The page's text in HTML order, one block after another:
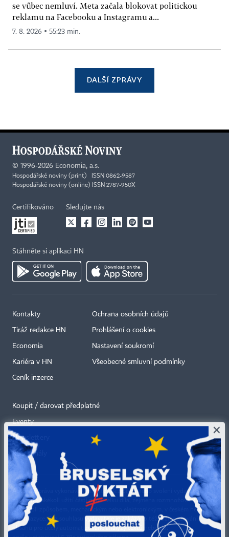
se vůbec nemluví. Meta začala blokovat politickou
reklamu na Facebooku a Instagramu a...
7. 8. 2026 ▪ 55:23 min.
DALŠÍ ZPRÁVY
© 1996-2026 Economia, a.s.
Hospodářské noviny (print) ISSN 0862-9587
Hospodářské noviny (online) ISSN 2787-950X
Certifikováno Sledujte nás
Stáhněte si aplikaci HN
Kontakty
Tiráž redakce HN
Economia
Kariéra v HN
Ceník inzerce
Ochrana osobních údajů
Prohlášení o cookies
Nastavení soukromí
Všeobecné smluvní podmínky
Koupit / darovat předplatné
Eventy
Newslettery
RSS kanály
Autorská práva vykonává vydavatel. Bez písemného svolení vydavatele je
zakázáno jakékoli užití částí nebo celku díla, zejména rozmnožování a šíření
jakýmkoli způsobem, mechanickým nebo elektronickým, v českém nebo
jiném jazyce. Bez souhlasu vydavatele je zakázáno též rozmnožování
obsahu pro účely automatizované analýzy textů nebo dat
×